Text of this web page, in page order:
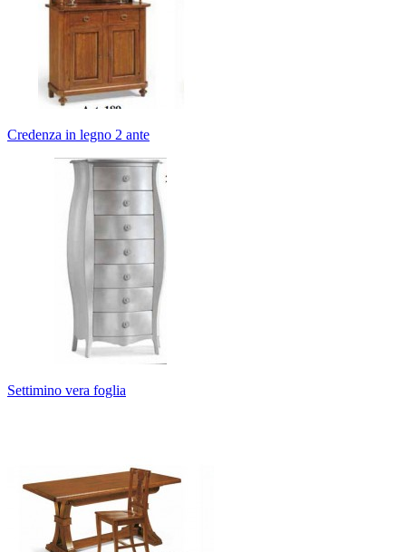
Credenza in legno 2 ante
Settimino vera foglia